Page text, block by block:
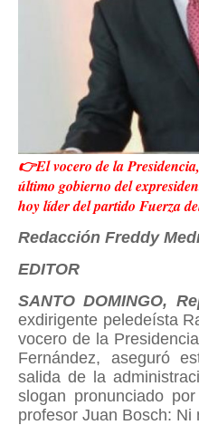
👉El vocero de la
último gobierno del
hoy líder del partido Fuerza
Redacción Freddy
EDITOR
SANTO DOMINGO,
exdirigente peledeísta
vocero de la
Fernández, aseguró
salida de la
slogan pronunciado
profesor Juan Bosch: Ni